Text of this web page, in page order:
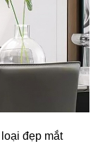
đẹp mắt